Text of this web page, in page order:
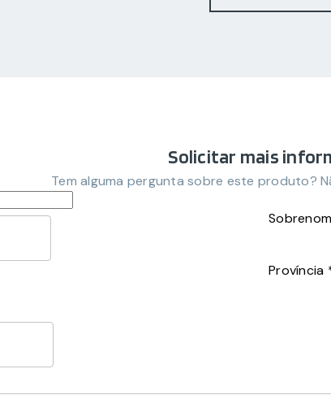
Solicitar mais
Tem alguma pergunta sobre este produto?
Província